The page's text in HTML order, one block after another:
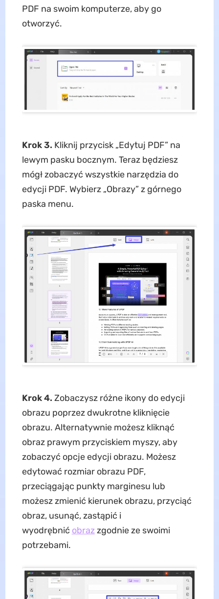
PDF na swoim komputerze, aby go
otworzyć.
Krok 3. Kliknij przycisk „Edytuj PDF” na
lewym pasku bocznym. Teraz będziesz
mógł zobaczyć wszystkie narzędzia do
edycji PDF. Wybierz „Obrazy” z górnego
paska menu.
Krok 4. Zobaczysz różne ikony do edycji
obrazu poprzez dwukrotne kliknięcie
obrazu. Alternatywnie możesz kliknąć
obraz prawym przyciskiem myszy, aby
zobaczyć opcje edycji obrazu. Możesz
edytować rozmiar obrazu PDF,
przeciągając punkty marginesu lub
możesz zmienić kierunek obrazu, przyciąć
obraz, usunąć, zastąpić i
wyodrębnić obrazzgodnie ze swoimi
potrzebami.